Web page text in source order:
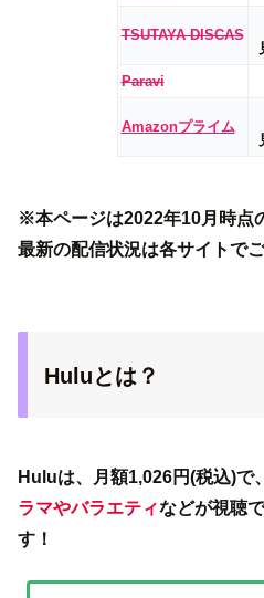
TSUTAYA DISCAS
Paravi
Amazonプライム
※本ページは2022年10月時点
最新の配信状況は各サイトで
Huluとは？
Huluは、月額1,026円(税込)で
ラマやバラエティなどが視聴
す！